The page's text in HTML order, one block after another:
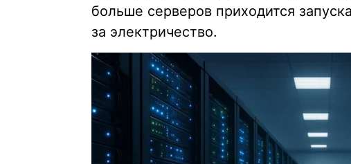
больше серверов приходится
за электричество.